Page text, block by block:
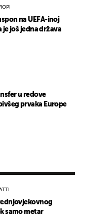
na UEFA-inoj
još jedna država
u redove
prvaka Europe
samo metar